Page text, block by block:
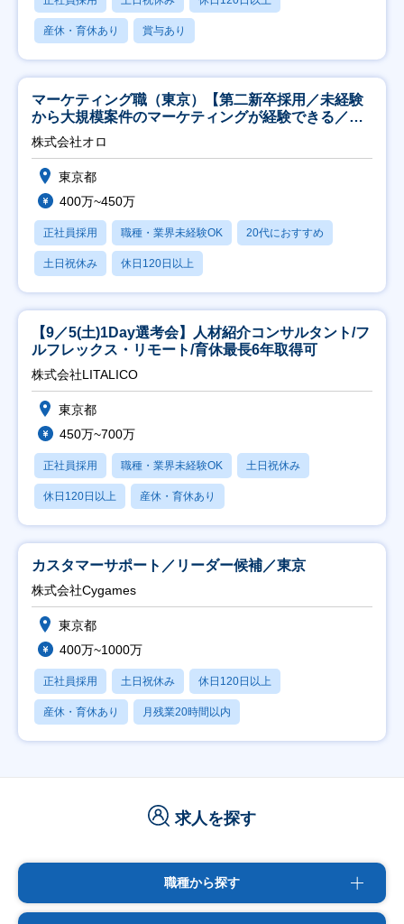
産休・育休あり 賞与あり
マーケティング職（東京）【第二新卒採用／未経験
から大規模案件のマーケティングが経験できる／研
修充実】
株式会社オロ
東京都
400万~450万
正社員採用 職種・業界未経験OK 20代におすすめ
土日祝休み 休日120日以上
【9／5(土)1Day選考会】人材紹介コンサルタント/フ
ルフレックス・リモート/育休最長6年取得可
株式会社LITALICO
東京都
450万~700万
正社員採用 職種・業界未経験OK 土日祝休み
休日120日以上 産休・育休あり
カスタマーサポート／リーダー候補／東京
株式会社Cygames
東京都
400万~1000万
正社員採用 土日祝休み 休日120日以上
産休・育休あり 月残業20時間以内
求人を探す
職種から探す